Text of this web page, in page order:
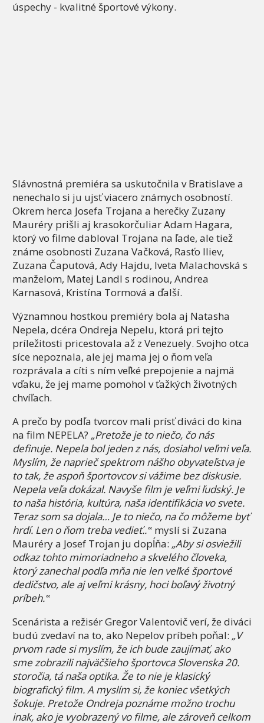
úspechy - kvalitné športové výkony.
Slávnostná premiéra sa uskutočnila v Bratislave a
nenechalo si ju ujsť viacero známych osobností.
Okrem herca Josefa Trojana a herečky Zuzany
Mauréry prišli aj krasokorčuliar Adam Hagara,
ktorý vo filme dabloval Trojana na ľade, ale tiež
známe osobnosti Zuzana Vačková, Rasťo Iliev,
Zuzana Čaputová, Ady Hajdu, Iveta Malachovská s
manželom, Matej Landl s rodinou, Andrea
Karnasová, Kristína Tormová a ďalší.
Významnou hostkou premiéry bola aj Natasha
Nepela, dcéra Ondreja Nepelu, ktorá pri tejto
príležitosti pricestovala až z Venezuely. Svojho otca
síce nepoznala, ale jej mama jej o ňom veľa
rozprávala a cíti s ním veľké prepojenie a najmä
vďaku, že jej mame pomohol v ťažkých životných
chvíľach.
A prečo by podľa tvorcov mali prísť diváci do kina
na film NEPELA? „Pretože je to niečo, čo nás
definuje. Nepela bol jeden z nás, dosiahol veľmi veľa.
Myslím, že naprieč spektrom nášho obyvateľstva je
to tak, že aspoň športovcov si vážime bez diskusie.
Nepela veľa dokázal. Navyše film je veľmi ľudský. Je
to naša história, kultúra, naša identifikácia vo svete.
Teraz som sa dojala… Je to niečo, na čo môžeme byť
hrdí. Len o ňom treba vedieť..‟ myslí si Zuzana
Mauréry a Josef Trojan ju dopĺňa: „Aby si osviežili
odkaz tohto mimoriadneho a skvelého človeka,
ktorý zanechal podľa mňa nie len veľké športové
dedičstvo, ale aj veľmi krásny, hoci boľavý životný
príbeh.‟
Scenárista a režisér Gregor Valentovič verí, že diváci
budú zvedaví na to, ako Nepelov príbeh poňal: „V
prvom rade si myslím, že ich bude zaujímať, ako
sme zobrazili najväčšieho športovca Slovenska 20.
storočia, tá naša optika. Že to nie je klasický
biografický film. A myslím si, že koniec všetkých
šokuje. Pretože Ondreja poznáme možno trochu
inak, ako je vyobrazený vo filme, ale zároveň celkom